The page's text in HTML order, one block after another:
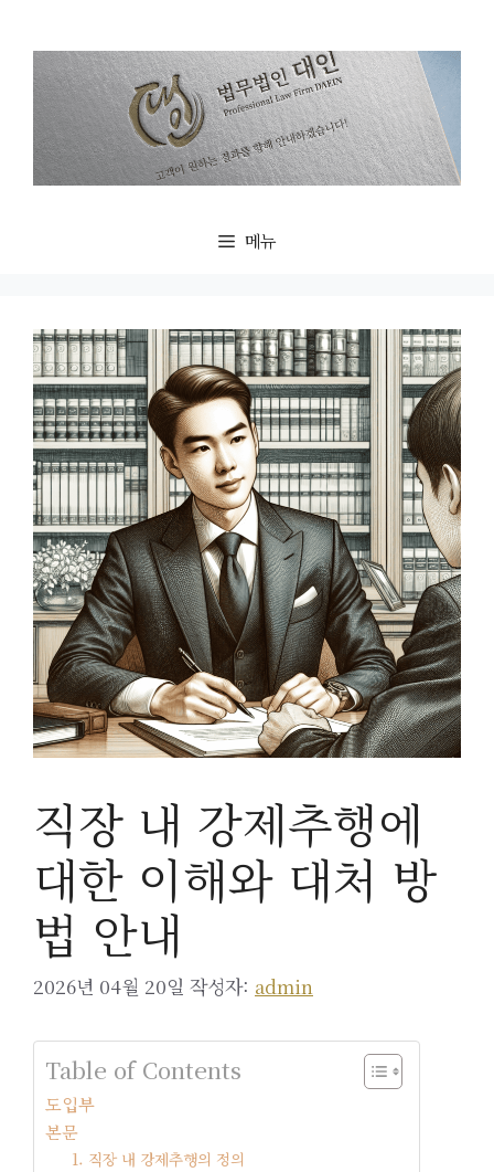
메뉴
직장 내 강제추행에
대한 이해와 대처 방
법 안내
2026년 04월 20일 작성자: admin
Table of Contents
도입부
본문
1. 직장 내 강제추행의 정의